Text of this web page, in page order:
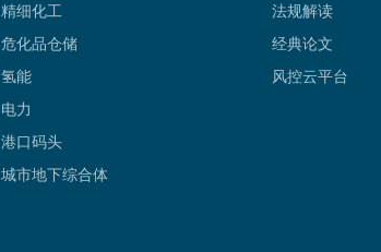
精细化工
危化品仓储
氢能
电力
港口码头
城市地下综合体
法规解读
经典论文
风控云平台